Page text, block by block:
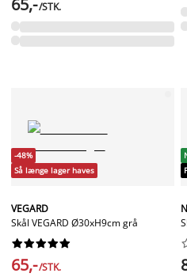
/STK.
-48%
Så længe lager haves
VEGARD
Skål VEGARD Ø30xH9cm grå






65,-/STK.